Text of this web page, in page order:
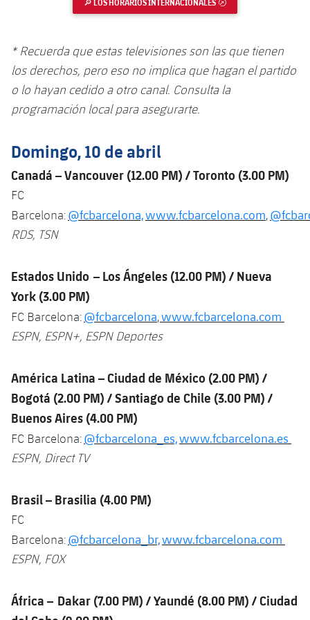
Jugadores
Historia
Palmarés
Clasificaciones
Juvenil
Infantil
Alevín
Actualidad
Masculino
Agenda
Baloncesto en silla de ruedas
plusicon
más
Actualidad
Calendario
Clasificaciones
Hockey sobre hielo
plusicon
más
Jugadores
Resultados
Clasificaciones
plusicon
más
Noticias
Hockey Hierba Masculino
Patinaje artístico
plusicon
más
Actualidad
Agenda
Escuela de Patinaje
Actualidad
Jugadores
Resultados
Clasificaciones
Fotos
Voleibol
plusicon
más
Noticias
Voleibol femenino
Apúntate a las amateurs
plusicon
más
Carnet de las Secciones Amateurs
PLUSICON
MÁS
League of Legends
VALORANT Rising
eFootball
🔎 LOS HORARIOS INTERNACIONALES
* Recuerda que estas televisiones son las que tienen
los derechos, pero eso no implica que hagan el partido
o lo hayan cedido a otro canal. Consulta la
programación local para asegurarte.
Domingo, 10 de abril
Canadá – Vancouver (12.00 PM) / Toronto (3.00 PM)
FC
Barcelona:@fcbarcelona,www.fcbarcelona.com,
RDS, TSN
Estados Unido – Los Ángeles (12.00 PM) / Nueva
York (3.00 PM)
FC Barcelona:@fcbarcelona,www.fcbarcelona.com
ESPN, ESPN+, ESPN Deportes
América Latina – Ciudad de México (2.00 PM) /
Bogotá (2.00 PM) /Santiago de Chile (3.00 PM) /
Buenos Aires (4.00 PM)
FC Barcelona:@fcbarcelona_es,www.fcbarcelona.es
ESPN, Direct TV
Brasil – Brasilia (4.00 PM)
FC
Barcelona:@fcbarcelona_br,www.fcbarcelona.com
ESPN, FOX
África – Dakar (7.00 PM) / Yaundé (8.00 PM) / Ciudad